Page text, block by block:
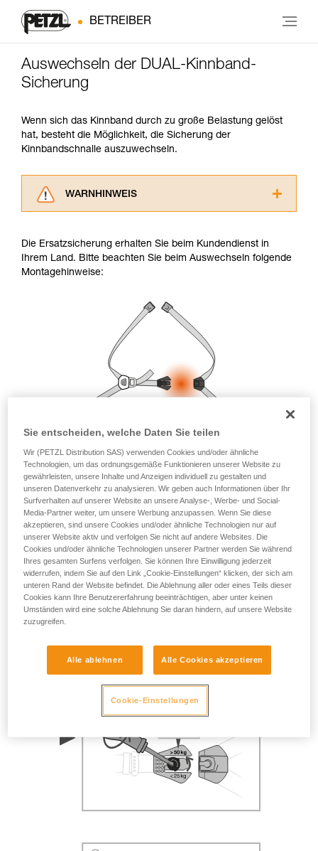
BETREIBER
Auswechseln der DUAL-Kinnband-
Sicherung
Wenn sich das Kinnband durch zu große Belastung gelöst
hat, besteht die Möglichkeit, die Sicherung der
Kinnbandschnalle auszuwechseln.
WARNHINWEIS
aufmerksam durch, bevor Sie diesen zu Rate
ziehen. Um diese Zusatzinformationen
verstehen zu können, müssen Sie zuerst die in
Informationen richtig verstanden haben.
Die Beherrschung dieser Techniken setzt eine
entsprechende Ausbildung und ein spezielles
Training voraus. Prüfen Sie zusammen mit
einem Profi, ob Sie in der Lage sind, den
Vorgang alleine sicher zu wiederholen, bevor
Sie ihn eigenständig durchführen.
noch andere Techniken, die hier nicht
beschrieben werden.
Die Ersatzsicherung erhalten Sie beim Kundendienst in
Ihrem Land. Bitte beachten Sie beim Auswechseln folgende
Montagehinweise:
Sie entscheiden, welche Daten Sie teilen
Wir (PETZL Distribution SAS) verwenden Cookies und/oder ähnliche
Technologien, um das ordnungsgemäße Funktionieren unserer Website zu
gewährleisten, unsere Inhalte und Anzeigen individuell zu gestalten und
unseren Datenverkehr zu analysieren. Wir geben auch Informationen über Ihr
Surfverhalten auf unserer Website an unsere Analyse-, Werbe- und Social-
Media-Partner weiter, um unsere Werbung anzupassen. Wenn Sie diese
akzeptieren, sind unsere Cookies und/oder ähnliche Technologien nur auf
unserer Website aktiv und verfolgen Sie nicht auf andere Websites. Die
Cookies und/oder ähnliche Technologien unserer Partner werden Sie während
Ihres gesamten Surfens verfolgen. Sie können Ihre Einwilligung jederzeit
widerrufen, indem Sie auf den Link „Cookie-Einstellungen“ klicken, der sich am
unteren Rand der Website befindet. Die Ablehnung aller oder eines Teils dieser
Cookies kann Ihre Benutzererfahrung beeinträchtigen, aber unter keinen
Umständen wird eine solche Ablehnung Sie daran hindern, auf unsere Website
zuzugreifen.
Alle ablehnen Alle Cookies akzeptieren
Cookie-Einstellungen